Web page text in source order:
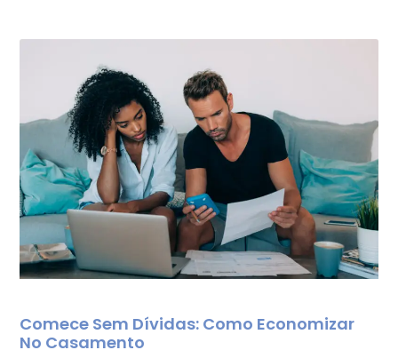
Comece Sem Dívidas: Como Economizar
No Casamento